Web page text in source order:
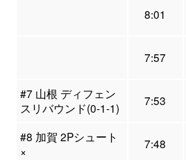
8:01
7:57
#7 山根 ディフェン
スリバウンド(0-1-1)
7:53
#8 加賀 2Pシュート
×
7:48